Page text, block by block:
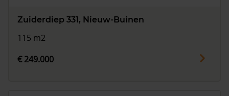
Zuiderdiep 331, Nieuw-Buinen
115 m2
€ 249.000